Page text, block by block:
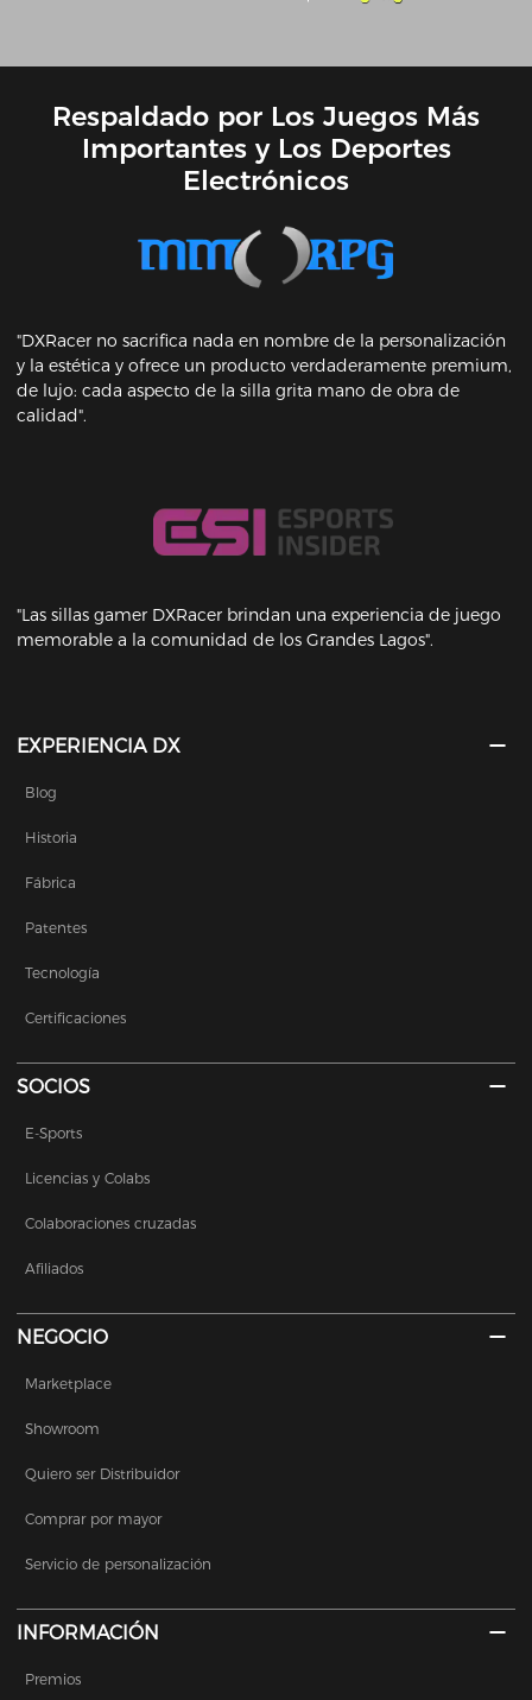
Respaldado por Los Juegos Más
Importantes y Los Deportes
Electrónicos
"DXRacer no sacrifica nada en nombre de la personalización
y la estética y ofrece un producto verdaderamente premium,
de lujo: cada aspecto de la silla grita mano de obra de
calidad".
"Las sillas gamer DXRacer brindan una experiencia de juego
memorable a la comunidad de los Grandes Lagos".
EXPERIENCIA DX
Blog
Historia
Fábrica
Patentes
Tecnología
Certificaciones
SOCIOS
E-Sports
Licencias y Colabs
Colaboraciones cruzadas
Afiliados
NEGOCIO
Marketplace
Showroom
Quiero ser Distribuidor
Comprar por mayor
Servicio de personalización
INFORMACIÓN
Premios